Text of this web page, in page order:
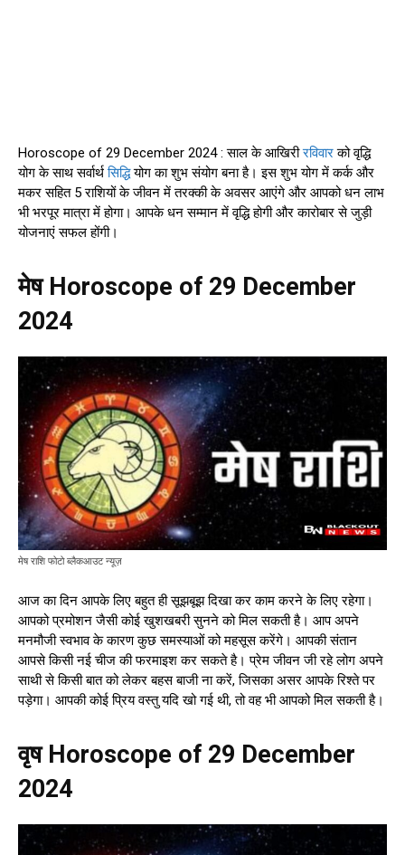
Horoscope of 29 December 2024 : साल के आखिरीरविवारको वृद्धि
योग के साथ सर्वार्थसिद्धियोग का शुभ संयोग बना है। इस शुभ योग में कर्क और
मकर सहित 5 राशियों के जीवन में तरक्‍की के अवसर आएंगे और आपको धन लाभ
भी भरपूर मात्रा में होगा। आपके धन सम्‍मान में वृद्धि होगी और कारोबार से जुड़ी
योजनाएं सफल होंगी।
मेष Horoscope of 29 December
2024
मेष राशि फोटो ब्लैकआउट न्यूज़
आज का दिन आपके लिए बहुत ही सूझबूझ दिखा कर काम करने के लिए रहेगा।
आपको प्रमोशन जैसी कोई खुशखबरी सुनने को मिल सकती है। आप अपने
मनमौजी स्वभाव के कारण कुछ समस्याओं को महसूस करेंगे। आपकी संतान
आपसे किसी नई चीज की फरमाइश कर सकते है। प्रेम जीवन जी रहे लोग अपने
साथी से किसी बात को लेकर बहस बाजी ना करें, जिसका असर आपके रिश्ते पर
पड़ेगा। आपकी कोई प्रिय वस्तु यदि खो गई थी, तो वह भी आपको मिल सकती है।
वृष Horoscope of 29 December
2024